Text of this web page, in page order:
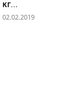
кг...
02.02.2019